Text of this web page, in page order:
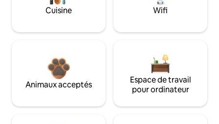
Cuisine Wifi
Animaux acceptés
Espace de travail
pour ordinateur